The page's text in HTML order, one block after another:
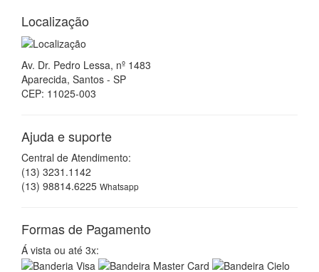
Localização
Av. Dr. Pedro Lessa, nº 1483
Aparecida, Santos - SP
CEP: 11025-003
Ajuda e suporte
Central de Atendimento:
(13) 3231.1142
(13) 98814.6225 Whatsapp
Formas de Pagamento
Á vista ou até 3x: